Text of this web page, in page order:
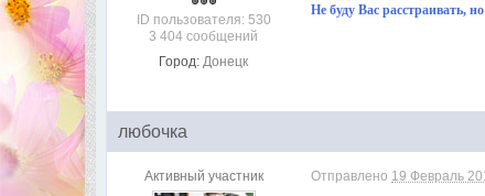
ID пользователя: 530
3 404 сообщений
Город: Донецк
Не буду Вас расстраивать,
любочка
Активный участник Отправлено 19 Февраль